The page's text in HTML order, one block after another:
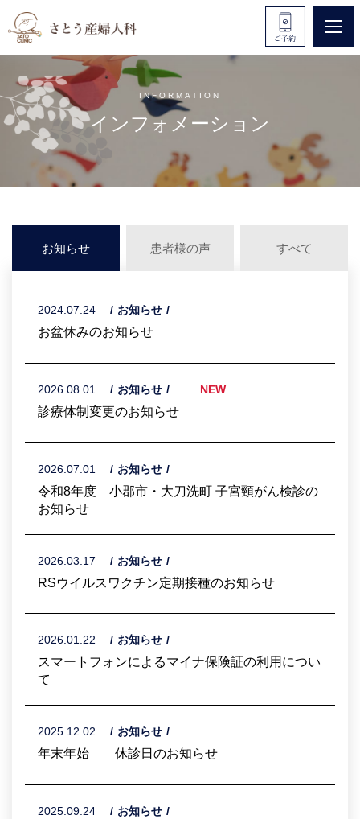
INFORMATION
インフォメーション
お知らせ 患者様の声 すべて
2024.07.24 お知らせ
お盆休みのお知らせ
2026.08.01 お知らせ NEW
診療体制変更のお知らせ
2026.07.01 お知らせ
令和8年度 小郡市・大刀洗町 子宮頸がん検診の
お知らせ
2026.03.17 お知らせ
RSウイルスワクチン定期接種のお知らせ
2026.01.22 お知らせ
スマートフォンによるマイナ保険証の利用につい
て
2025.12.02 お知らせ
年末年始 休診日のお知らせ
2025.09.24 お知らせ